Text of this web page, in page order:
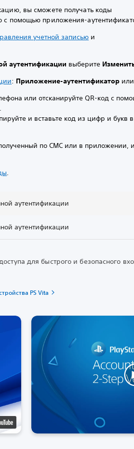
вы сможете получать коды
помощью приложения-
учетной записью и
аутентификации выберите
: Приложение-аутентификатор
или отсканируйте QR-код с
и вставьте код из цифр и букв в
по СМС или в приложении,
.
аутентификации
аутентификации
для быстрого и безопасного
PS Vita